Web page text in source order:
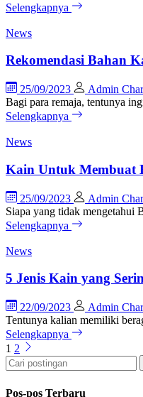
Selengkapnya
News
Rekomendasi Bahan
25/09/2023
Admin
Bagi para remaja, tentunya
Selengkapnya
News
Kain Untuk Membuat
25/09/2023
Admin
Siapa yang tidak mengetahui
Selengkapnya
News
5 Jenis Kain yang
22/09/2023
Admin
Tentunya kalian memiliki
Selengkapnya
1 2
Pos-pos Terbaru